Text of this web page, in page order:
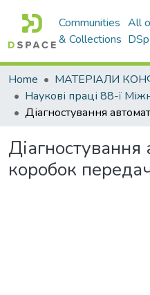
Communities
& Collections
All
Home
коробок